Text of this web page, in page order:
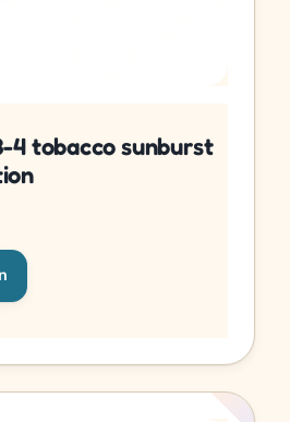
4 tobacco sunburst